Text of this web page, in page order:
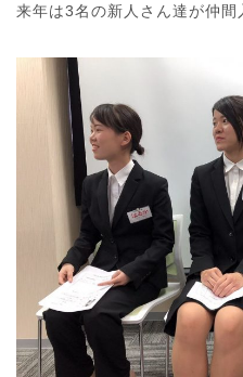
来年は3名の新人さん達が仲間